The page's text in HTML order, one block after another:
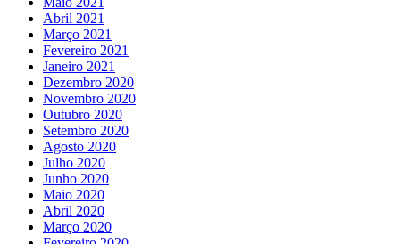
Abril 2021
Março 2021
Fevereiro 2021
Janeiro 2021
Dezembro 2020
Novembro 2020
Outubro 2020
Setembro 2020
Agosto 2020
Julho 2020
Junho 2020
Maio 2020
Abril 2020
Março 2020